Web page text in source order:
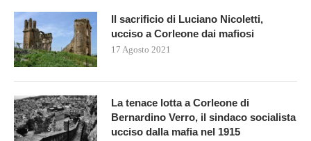
Il sacrificio di Luciano Nicoletti,
ucciso a Corleone dai mafiosi
17 Agosto 2021
La tenace lotta a Corleone di
Bernardino Verro, il sindaco socialista
ucciso dalla mafia nel 1915